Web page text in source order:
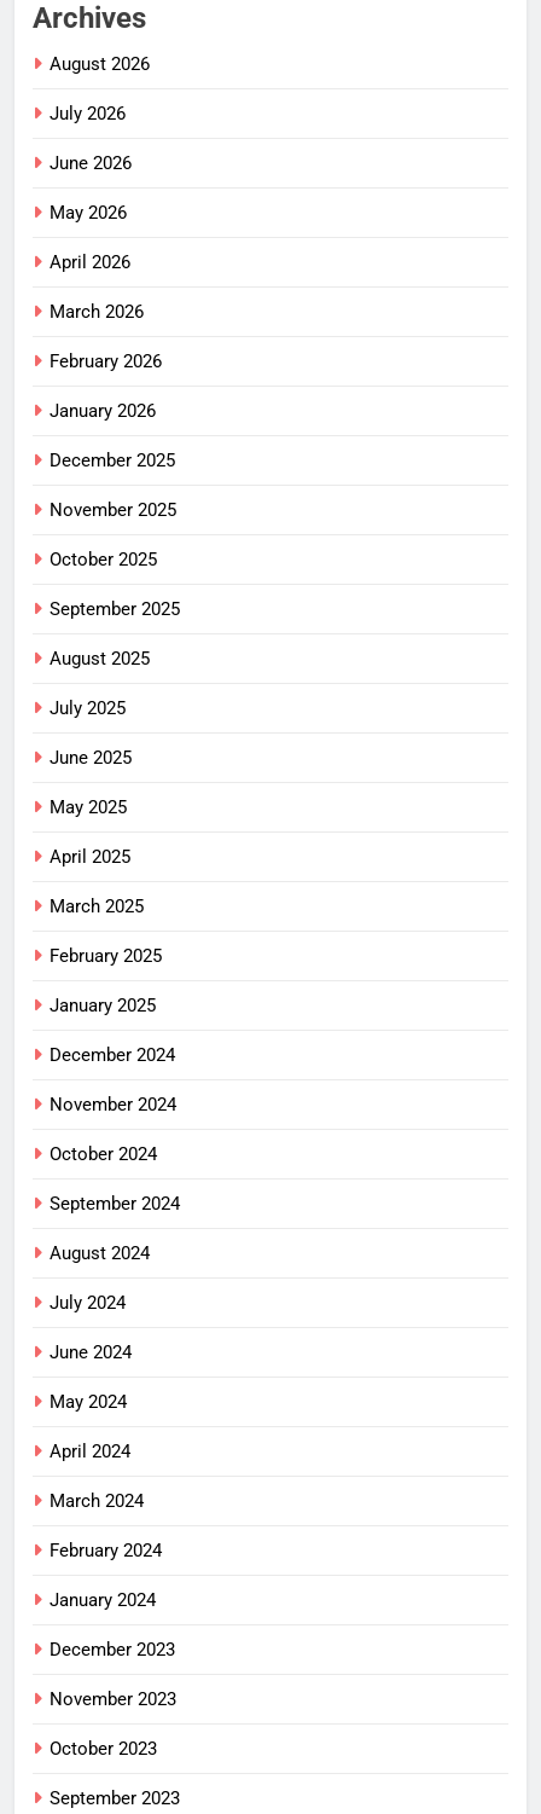
Archives
August 2026
July 2026
June 2026
May 2026
April 2026
March 2026
February 2026
January 2026
December 2025
November 2025
October 2025
September 2025
August 2025
July 2025
June 2025
May 2025
April 2025
March 2025
February 2025
January 2025
December 2024
November 2024
October 2024
September 2024
August 2024
July 2024
June 2024
May 2024
April 2024
March 2024
February 2024
January 2024
December 2023
November 2023
October 2023
September 2023